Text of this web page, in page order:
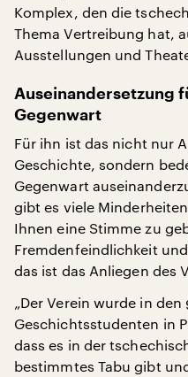
Komplex, den die
Thema Vertreibung hat,
Ausstellungen und
Auseinandersetzung
Gegenwart
Für ihn ist das nicht nur
Geschichte, sondern
Gegenwart
gibt es viele
Ihnen eine Stimme zu
Fremdenfeindlichkeit
das ist das Anliegen des
„Der Verein wurde in
Geschichtsstudenten in
dass es in der
bestimmtes Tabu gibt